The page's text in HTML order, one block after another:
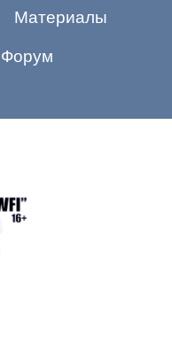
Материалы
Форум